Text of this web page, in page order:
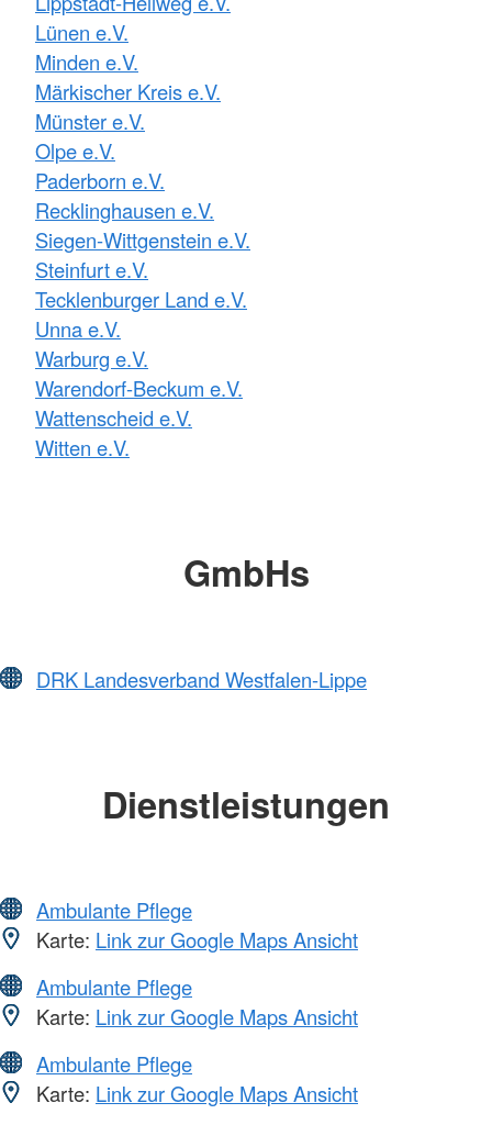
Lünen e.V.
Minden e.V.
Märkischer Kreis e.V.
Münster e.V.
Olpe e.V.
Paderborn e.V.
Recklinghausen e.V.
Siegen-Wittgenstein e.V.
Steinfurt e.V.
Tecklenburger Land e.V.
Unna e.V.
Warburg e.V.
Warendorf-Beckum e.V.
Wattenscheid e.V.
Witten e.V.
GmbHs
DRK Landesverband Westfalen-Lippe
Dienstleistungen
Ambulante Pflege
Karte: Link zur Google Maps Ansicht
Ambulante Pflege
Karte: Link zur Google Maps Ansicht
Ambulante Pflege
Karte: Link zur Google Maps Ansicht